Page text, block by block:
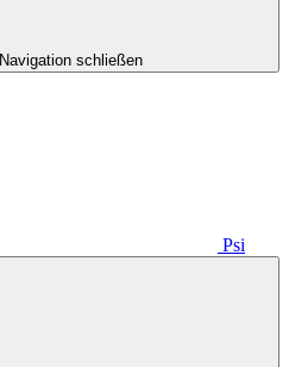
Navigation schließen
Psi